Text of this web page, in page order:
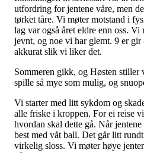
utfordring for jentene våre, men
tørket tåre. Vi møter motstand i
lag var også året eldre enn oss.
jevnt, og noe vi har glemt. 9 er gir
akkurat slik vi liker det.
Sommeren gikk, og Høsten stiller
spille så mye som mulig, og
Vi starter med litt sykdom og
alle friske i kroppen. For ei reise
hvordan skal dette gå. Når
best med våt ball. Det går litt
virkelig sloss. Vi møter høye